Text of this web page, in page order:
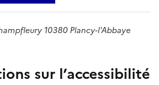
10380 Plancy-l'Abbaye
sur l’accessibilité